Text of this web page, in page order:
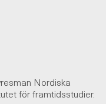
Nordiska
för framtidsstudier.